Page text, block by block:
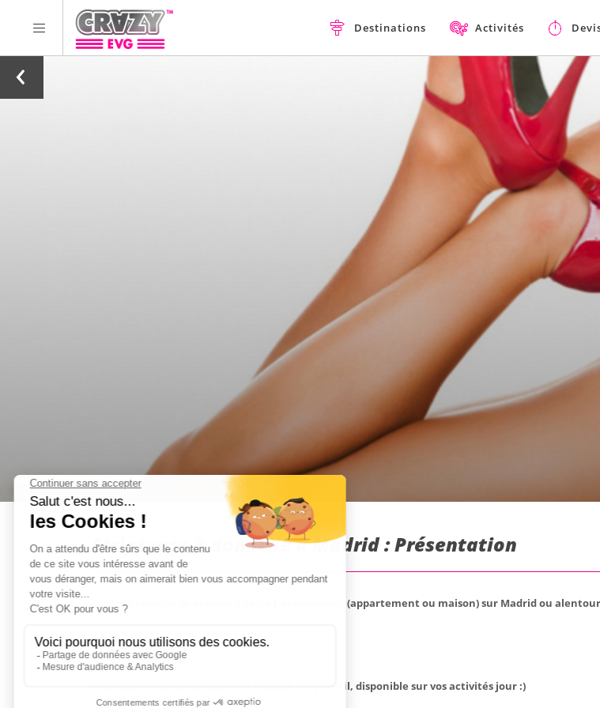
Destinations Activités
Striptease à domicile à Madrid : Présentation
La stripteaseuse se déplace à votre hébergement (appartement ou maison) sur Madrid ou
BON À SAVOIR:
Vous pouvez aussi sélectionner l'option sexy réveil, disponible sur vos activités jour :)